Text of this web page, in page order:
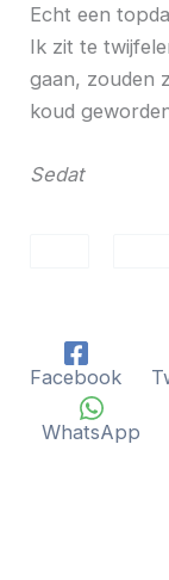
Echt een
Ik zit te
gaan, zouden
koud
Sedat
Facebook
WhatsApp